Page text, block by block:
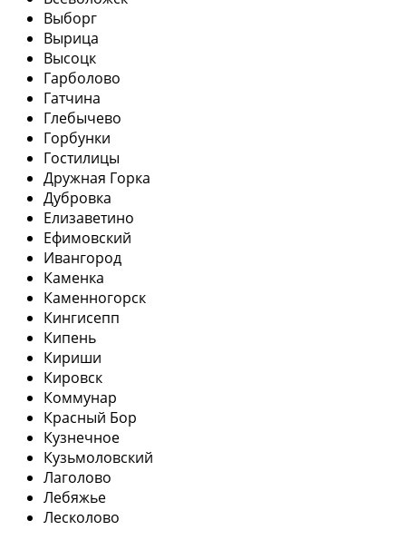
Выборг
Вырица
Высоцк
Гарболово
Гатчина
Глебычево
Горбунки
Гостилицы
Дружная Горка
Дубровка
Елизаветино
Ефимовский
Ивангород
Каменка
Каменногорск
Кингисепп
Кипень
Кириши
Кировск
Коммунар
Красный Бор
Кузнечное
Кузьмоловский
Лаголово
Лебяжье
Лесколово